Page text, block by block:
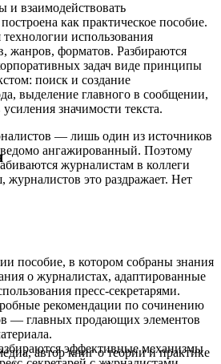
и взаимодействовать
как практическое пособие.
использования
жанров, форматов. Разбираются
задач виде принципы
поиск и создание
выделение главного в сообщении,
значимости текста.
— лишь один из источников
ангажированный. Поэтому
журналистам в коллеги
журналистов это раздражает. Нет
пособие, в котором собраны знания
о журналистах, адаптированные
пресс-секретарями.
рекомендации по сочинению
— главных продающих элементов
эффективные механизмы
автор книг о теории и практике